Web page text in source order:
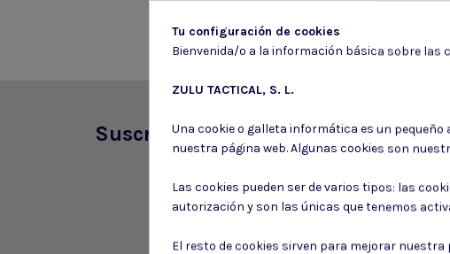
Suscríbete a nuestro boletín
Tu configuración de cookies
Bienvenida/o a la información básica sobre las
ZULU TACTICAL, S. L.
Una cookie o galleta informática es un
nuestra página web. Algunas cookies son
Las cookies pueden ser de varios tipos: las
autorización y son las únicas que tenemos
El resto de cookies sirven para mejorar